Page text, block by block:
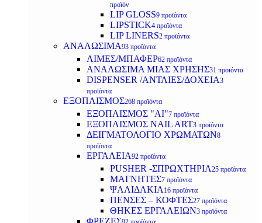
προϊόν
LIP GLOSS9 προϊόντα
LIPSTICK4 προϊόντα
LIP LINERS2 προϊόντα
ΑΝΑΛΩΣΙΜΑ93 προϊόντα
ΛΙΜΕΣ/ΜΠΑΦΕΡ62 προϊόντα
ΑΝΑΛΩΣΙΜΑ ΜΙΑΣ ΧΡΗΣΗΣ31 προϊόντα
DISPENSER /ΑΝΤΛΙΕΣ/ΔΟΧΕΙΑ3
προϊόντα
ΕΞΟΠΛΙΣΜΟΣ268 προϊόντα
ΕΞΟΠΛΙΣΜΟΣ "AI"7 προϊόντα
ΕΞΟΠΛΙΣΜΟΣ NAIL ART3 προϊόντα
ΔΕΙΓΜΑΤΟΛΟΓΙΟ ΧΡΩΜΑΤΩΝ8
προϊόντα
ΕΡΓΑΛΕΙΑ92 προϊόντα
PUSHER -ΣΠΡΩΧΤΗΡΙΑ25 προϊόντα
ΜΑΓΝΗΤΕΣ7 προϊόντα
ΨΑΛΙΔΑΚΙΑ 16 προϊόντα
ΠΕΝΣΕΣ – ΚΟΦΤΕΣ27 προϊόντα
ΘΗΚΕΣ ΕΡΓΑΛΕΙΩΝ3 προϊόντα
ΦΡΕΖΕΣ